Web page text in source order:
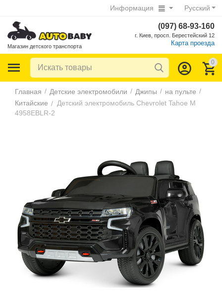
Русский
Информация
Магазин детского транспорта
(097) 68-93-160
г. Киев, просп. Берестейский 12
Карта проезда
0
Главная / Детские электромобили / Джипы / на пульте /
Китайские / Детский электромобиль Chevrolet Tahoe M
4958EBLR-2